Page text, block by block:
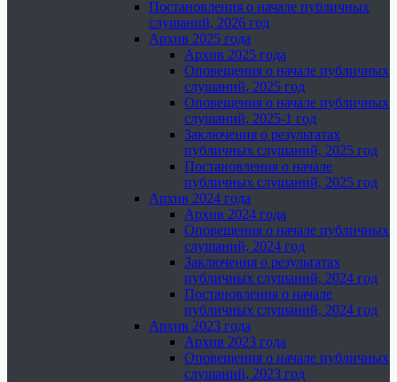
Постановления о начале публичных
слушаний, 2026 год
Архив 2025 года
Архив 2025 года
Оповещения о начале публичных
слушаний, 2025 год
Оповещения о начале публичных
слушаний, 2025-1 год
Заключения о результатах
публичных слушаний, 2025 год
Постановления о начале
публичных слушаний, 2025 год
Архив 2024 года
Архив 2024 года
Оповещения о начале публичных
слушаний, 2024 год
Заключения о результатах
публичных слушаний, 2024 год
Постановления о начале
публичных слушаний, 2024 год
Архив 2023 года
Архив 2023 года
Оповещения о начале публичных
слушаний, 2023 год